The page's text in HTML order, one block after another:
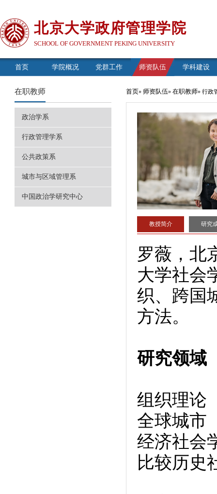
北京大学政府管理学院
SCHOOL OF GOVERNMENT PEKING UNIVERSITY
首页 学院概况 党群工作 师资队伍 学科建设
在职教师
政治学系
行政管理学系
公共政策系
城市与区域管理系
中国政治学研究中心
首页» 师资队伍» 在职教师» 行政
教授简介 研究
罗薇，北
大学社会
织、跨国
方法。
研究领域
组织理论
全球城市
经济社会
比较历史